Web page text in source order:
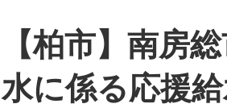
【柏市】南房
水に係る応援